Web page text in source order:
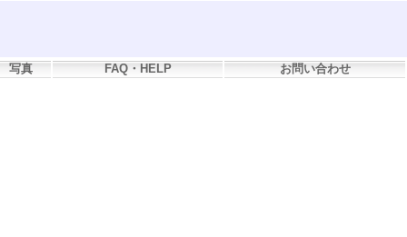
写真 FAQ・HELP お問い合わせ